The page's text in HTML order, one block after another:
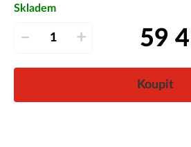
Skladem
– + 59
Koupit